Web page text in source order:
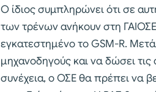
Ο ίδιος συμπληρώνει ότι σε
των τρένων ανήκουν στη
εγκατεστημένο το GSM-R.
μηχανοδηγούς και να δώσει
συνέχεια, ο ΟΣΕ θα πρέπει να